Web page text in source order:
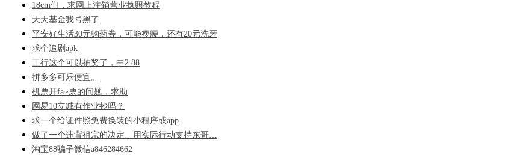
18cm们，求网上注销营业执照教程
天天基金我号黑了
平安好生活30元购药券，可能瘦腰，还有20元洗牙
求个追剧apk
工行这个可以抽奖了，中2.88
拼多多可乐便宜。
机票开fa~票的问题，求助
网易10立减有作业抄吗？
求一个给证件照免费换装的小程序或app
做了一个违背祖宗的决定、用实际行动支持东哥…
淘宝88骗子微信a846284662